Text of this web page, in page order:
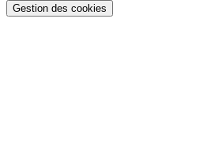
Gestion des cookies